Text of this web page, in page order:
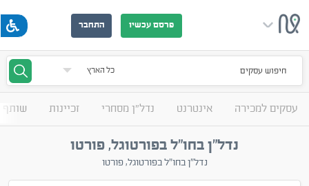
פרסם עכשיו התחבר
חיפוש עסקים
עסקים למכירה אינטרנט נדל"ן מסחרי זכיינות שותף
נדל"ן בחו"ל בפורטוגל, פורטו
נדל"ן בחו"ל בפורטוגל, פורטו